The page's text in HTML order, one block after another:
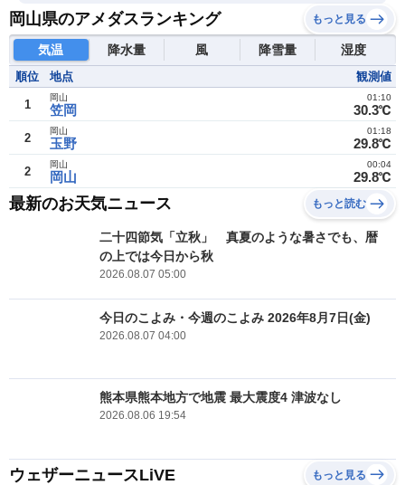
岡山県のアメダスランキング もっと見る
気温 降水量 風 降雪量 湿度
順位 地点 観測値
1 笠岡
岡山
30.3℃
01:10
2 玉野
岡山
29.8℃
01:18
2 岡山
岡山
29.8℃
00:04
最新のお天気ニュース もっと読む
二十四節気「立秋」 真夏のような暑さでも、暦
の上では今日から秋
2026.08.07 05:00
今日のこよみ・今週のこよみ 2026年8月7日(金)
2026.08.07 04:00
熊本県熊本地方で地震 最大震度4 津波なし
2026.08.06 19:54
ウェザーニュースLiVE もっと見る